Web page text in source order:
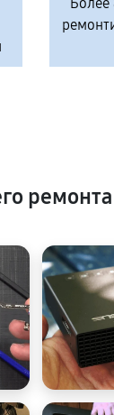
ремонта